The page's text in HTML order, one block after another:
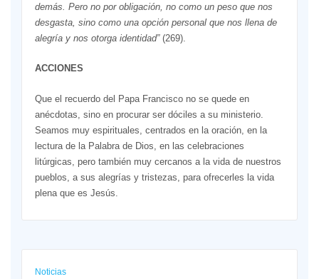
demás. Pero no por obligación, no como un peso que nos
desgasta, sino como una opción personal que nos llena de
alegría y nos otorga identidad” (269).
ACCIONES
Que el recuerdo del Papa Francisco no se quede en
anécdotas, sino en procurar ser dóciles a su ministerio.
Seamos muy espirituales, centrados en la oración, en la
lectura de la Palabra de Dios, en las celebraciones
litúrgicas, pero también muy cercanos a la vida de nuestros
pueblos, a sus alegrías y tristezas, para ofrecerles la vida
plena que es Jesús.
Noticias